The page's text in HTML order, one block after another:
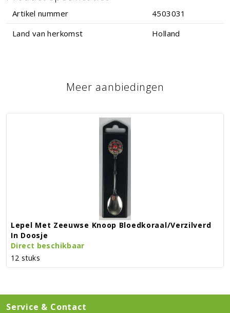
Artikel nummer
4503031
Land van herkomst
Holland
Meer aanbiedingen
Lepel Met Zeeuwse Knoop Bloedkoraal/verzilverd
In Doosje
Direct beschikbaar
12 stuks
Service & Contact